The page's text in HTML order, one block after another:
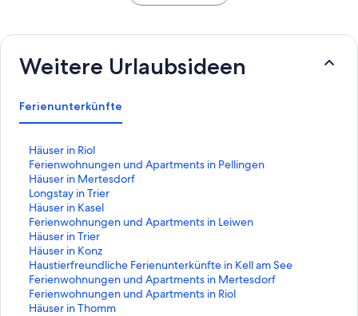
Weitere Urlaubsideen
Ferienunterkünfte
Häuser in Riol
L
i
n
k
,
d
e
r
d
i
e
f
Ferienwohnungen und Apartments in Pellingen
L
i
n
k
,
d
e
r
d
i
e
Häuser in Mertesdorf
L
i
n
k
,
d
e
r
d
i
Longstay in Trier
L
i
n
k
,
d
e
r
d
Häuser in Kasel
L
i
n
k
,
d
e
r
Ferienwohnungen und Apartments in Leiwen
L
i
n
k
,
d
e
Häuser in Trier
L
i
n
k
,
d
Häuser in Konz
L
i
n
k
,
Haustierfreundliche Ferienunterkünfte in Kell am See
L
i
n
k
Ferienwohnungen und Apartments in Mertesdorf
L
i
n
Ferienwohnungen und Apartments in Riol
L
iHäuser in Thomm
L